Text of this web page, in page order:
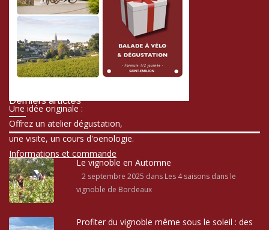
Une idée originale :
Offrez un atelier dégustation,
une visite, un cours d'oenologie.
Informations et commande
Derniers articles
Le vignoble en Automne
2 septembre 2025 dans Les 4 saisons dans le
vignoble de Bordeaux
Profiter du vignoble même sous le soleil : des